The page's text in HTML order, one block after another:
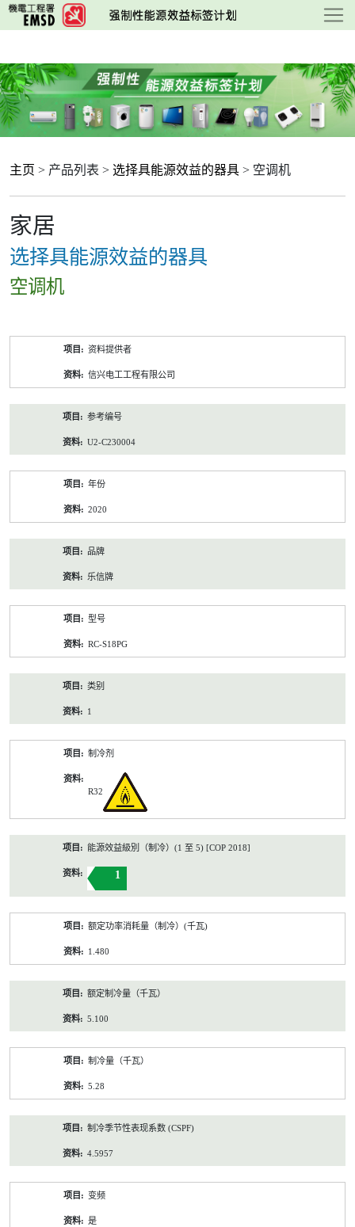
跳
至
要
内
容
主页 > 产品列表 > 选择具能源效益的器具 > 空调机
家居
选择具能源效益的器具
空调机
资料提供者
信兴电工工程有限公司
参考编号
U2-C230004
年份
2020
品牌
乐信牌
型号
RC-S18PG
类别
1
制冷剂
R32
能源效益級別（制冷）(1 至 5) [COP 2018]
1
额定功率消耗量（制冷）(千瓦)
1.480
额定制冷量（千瓦）
5.100
制冷量（千瓦）
5.28
制冷季节性表现系数 (CSPF)
4.5957
变频
是